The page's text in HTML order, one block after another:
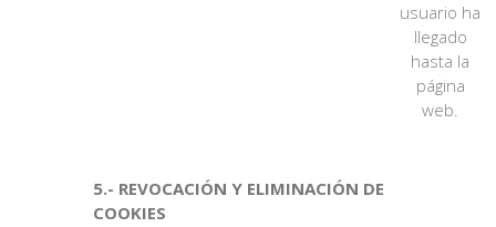
usuario ha
llegado
hasta la
página
web.
5.- REVOCACIÓN Y ELIMINACIÓN DE
COOKIES